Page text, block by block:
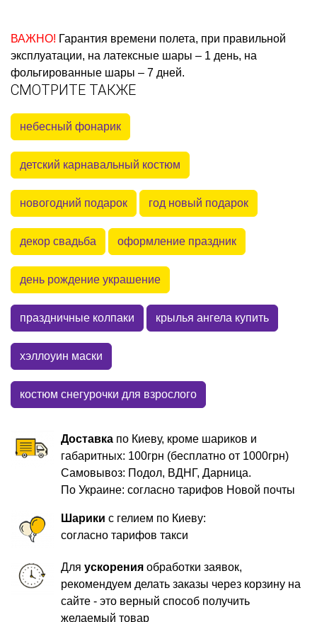
ВАЖНО! Гарантия времени полета, при правильной
эксплуатации, на латексные шары – 1 день, на
фольгированные шары – 7 дней.
СМОТРИТЕ ТАКЖЕ
небесный фонарик
детский карнавальный костюм
новогодний подарок год новый подарок
декор свадьба оформление праздник
день рождение украшение
праздничные колпаки крылья ангела купить
хэллоуин маски
костюм снегурочки для взрослого
Доставка по Киеву, кроме шариков и
габаритных: 100грн (бесплатно от 1000грн)
Самовывоз: Подол, ВДНГ, Дарница.
По Украине: согласно тарифов Новой почты
Шарики с гелием по Киеву:
согласно тарифов такси
Дляускорения обработки заявок,
рекомендуем делать заказы через корзину на
сайте - это верный способ получить
желаемый товар